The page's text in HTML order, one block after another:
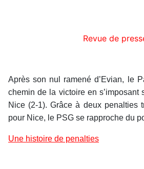
Revue de
Après son nul ramené d’Evian, le
chemin de la victoire en s’imposant
Nice (2-1). Grâce à deux penalties
pour Nice, le PSG se rapproche du
Une histoire de penalties